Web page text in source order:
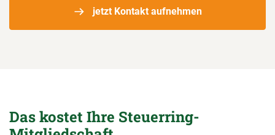
jetzt Kontakt aufnehmen
Das kostet Ihre Steuerring-